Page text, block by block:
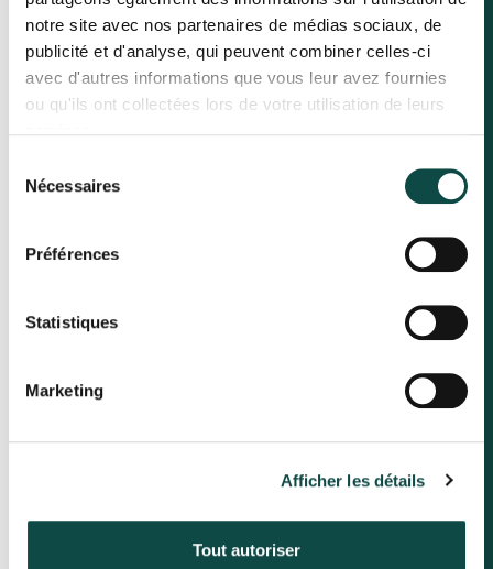
notre site avec nos partenaires de médias sociaux, de
publicité et d'analyse, qui peuvent combiner celles-ci
avec d'autres informations que vous leur avez fournies
ou qu'ils ont collectées lors de votre utilisation de leurs
Nécessaires
Préférences
Statistiques
Marketing
Afficher les détails
Tout autoriser